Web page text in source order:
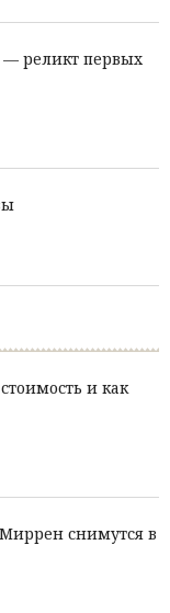
реликт первых
и как
снимутся в